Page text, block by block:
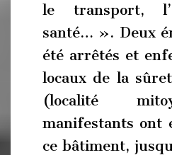
le transport,
santé… ». Deux
été arrêtés et
locaux de la
(localité
manifestants ont
ce bâtiment,